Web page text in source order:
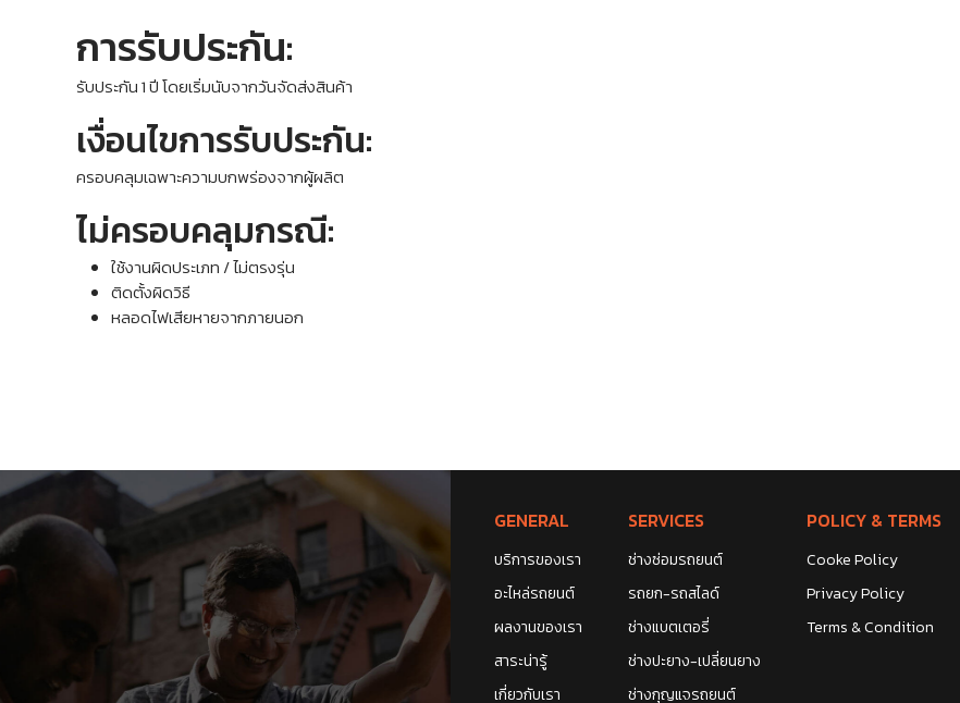
การรับประกัน:
รับประกัน 1 ปี โดยเริ่มนับจากวันจัดส่งสินค้า
เงื่อนไขการรับประกัน:
ครอบคลุมเฉพาะความบกพร่องจากผู้ผลิต
ไม่ครอบคลุมกรณี:
ใช้งานผิดประเภท / ไม่ตรงรุ่น
ติดตั้งผิดวิธี
หลอดไฟเสียหายจากภายนอก
GENERAL
บริการของเรา
อะไหล่รถยนต์
ผลงานของเรา
สาระน่ารู้
เกี่ยวกับเรา
SERVICES
ช่างซ่อมรถยนต์
รถยก-รถสไลด์
ช่างแบตเตอรี่
ช่างปะยาง-เปลี่ยนยาง
ช่างกุญแจรถยนต์
POLICY & TERMS
Cooke Policy
Privacy Policy
Terms & Condition